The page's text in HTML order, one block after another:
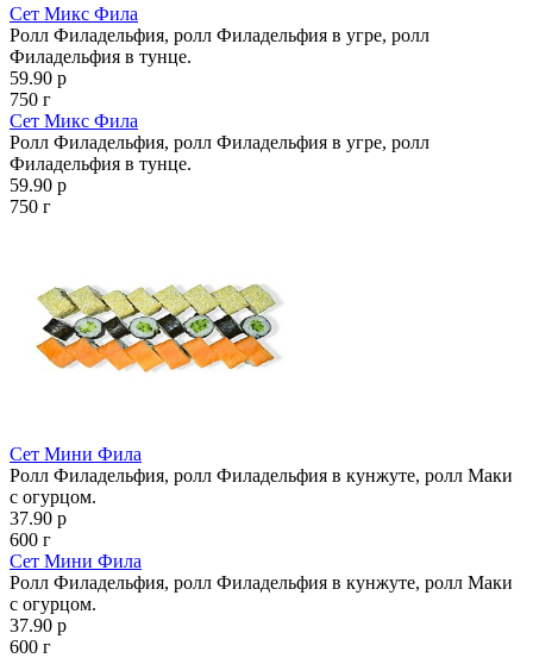
Сет Микс Фила
Ролл Филадельфия, ролл Филадельфия в угре, ролл
Филадельфия в тунце.
59.90 р
750 г
Сет Микс Фила
Ролл Филадельфия, ролл Филадельфия в угре, ролл
Филадельфия в тунце.
59.90 р
750 г
Сет Мини Фила
Ролл Филадельфия, ролл Филадельфия в кунжуте, ролл Маки
с огурцом.
37.90 р
600 г
Сет Мини Фила
Ролл Филадельфия, ролл Филадельфия в кунжуте, ролл Маки
с огурцом.
37.90 р
600 г